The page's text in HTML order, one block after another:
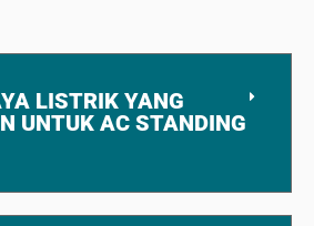
LISTRIK YANG
UNTUK AC STANDING